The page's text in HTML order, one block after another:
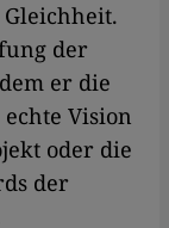
der
er die
Vision
oder die
der